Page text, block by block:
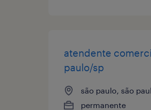
atendente
paulo/sp
são paulo, são
permanente